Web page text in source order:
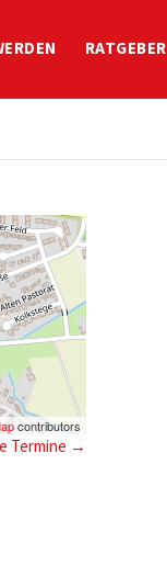
RATGEBER
contributors
Termine →